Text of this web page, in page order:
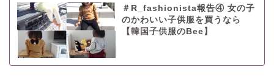
＃R_fashionista報告④ 女の子
のかわいい子供服を買うなら
【韓国子供服のBee】